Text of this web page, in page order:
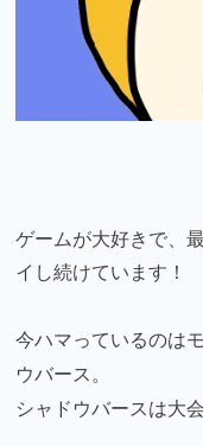
ゲームが大好きで、
イし続けています！
今ハマっているのは
ウバース。
シャドウバースは大